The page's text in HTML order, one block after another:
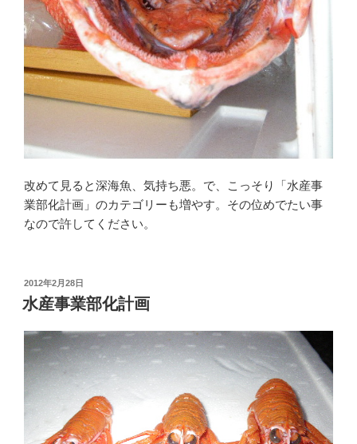
改めて見ると深海魚、気持ち悪。で、こっそり「水産事
業部化計画」のカテゴリーも増やす。その位めでたい事
なので許してください。
投
稿
日:
2012年2月28日
水産事業部化計画